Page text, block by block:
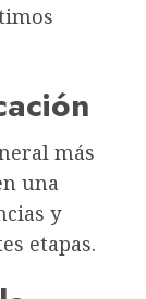
más
una
y
etapas.